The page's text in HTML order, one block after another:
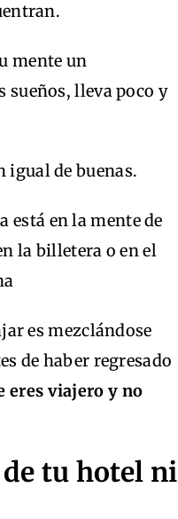
mente un
lleva poco y
igual de buenas.
en la mente de
la billetera o en el
es mezclándose
de haber regresado
eres viajero y no
de tu hotel ni